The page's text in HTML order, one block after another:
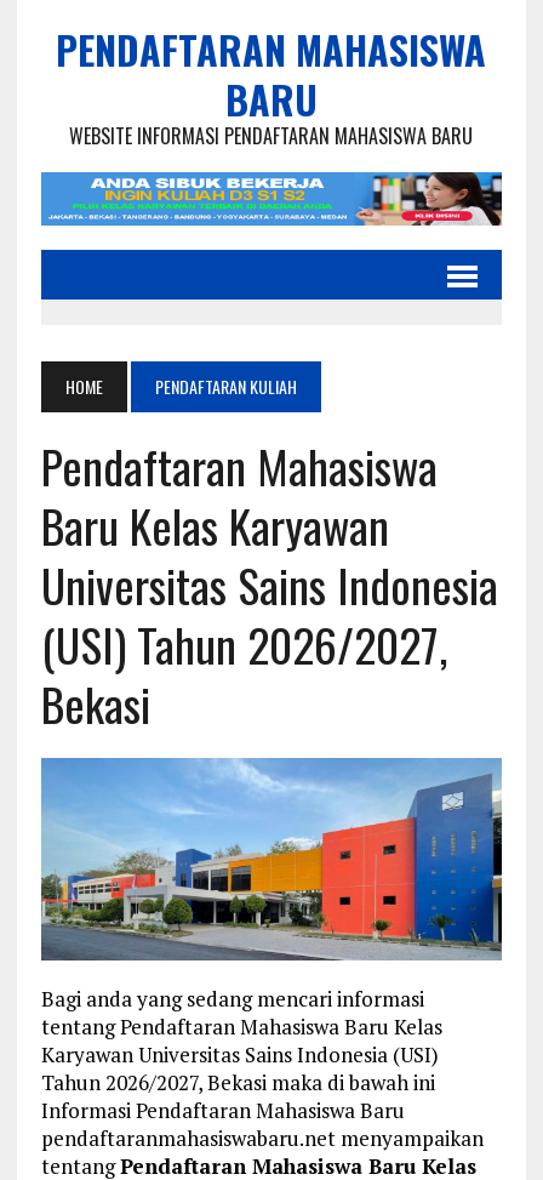
PENDAFTARAN MAHASISWA
BARU
WEBSITE INFORMASI PENDAFTARAN MAHASISWA BARU
HOME PENDAFTARAN KULIAH
Pendaftaran Mahasiswa
Baru Kelas Karyawan
Universitas Sains Indonesia
(USI) Tahun 2026/2027,
Bekasi
Bagi anda yang sedang mencari informasi
tentang Pendaftaran Mahasiswa Baru Kelas
Karyawan Universitas Sains Indonesia (USI)
Tahun 2026/2027, Bekasi maka di bawah ini
Informasi Pendaftaran Mahasiswa Baru
pendaftaranmahasiswabaru.net menyampaikan
tentangPendaftaran Mahasiswa Baru Kelas